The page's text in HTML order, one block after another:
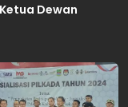
Dewan